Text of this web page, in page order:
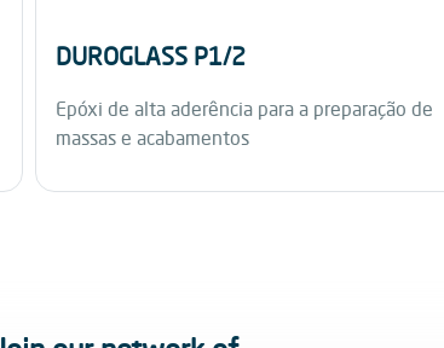
DUROGLASS P1/2
Epóxi de alta aderência para a preparação de
massas e acabamentos